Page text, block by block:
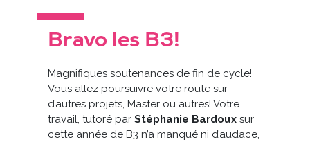
Bravo les B3!
Magnifiques soutenances de fin de cycle!
Vous allez poursuivre votre route sur
d’autres projets, Master ou autres! Votre
travail, tutoré parStéphanie Bardoux sur
cette année de B3 n’a manqué ni d’audace,